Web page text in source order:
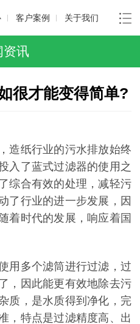
客户案例 关于我们
资讯
很才能变得简单?
造纸行业的污水排放始终
入了蓝式过滤器的使用之
综合有效的处理，减轻污
了行业的进一步发展，因
着时代的发展，响应着国
用多个滤筒进行过滤，过
，因此能更有效地除去污
质，是水质得到净化，完
，特点是过滤精度高、出